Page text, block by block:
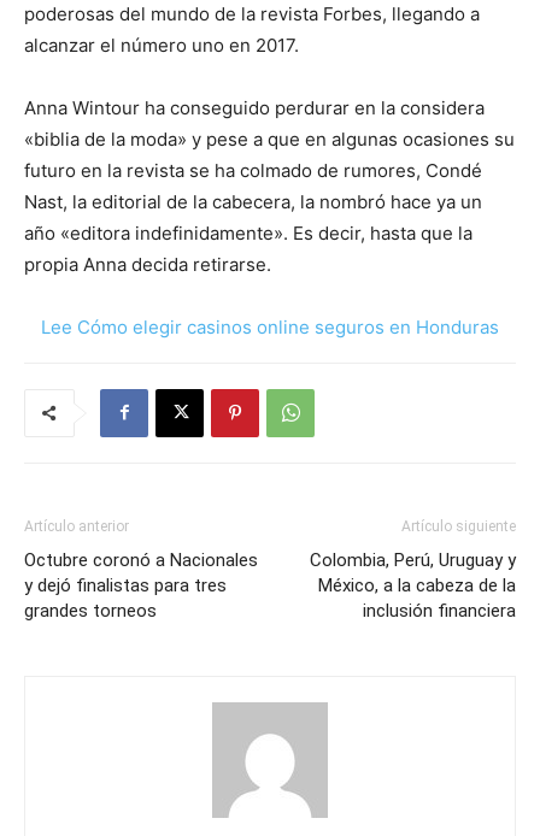
poderosas del mundo de la revista Forbes, llegando a
alcanzar el número uno en 2017.
Anna Wintour ha conseguido perdurar en la considera
«biblia de la moda» y pese a que en algunas ocasiones su
futuro en la revista se ha colmado de rumores, Condé
Nast, la editorial de la cabecera, la nombró hace ya un
año «editora indefinidamente». Es decir, hasta que la
propia Anna decida retirarse.
Lee Cómo elegir casinos online seguros en Honduras
Artículo anterior
Octubre coronó a Nacionales
y dejó finalistas para tres
grandes torneos
Artículo siguiente
Colombia, Perú, Uruguay y
México, a la cabeza de la
inclusión financiera